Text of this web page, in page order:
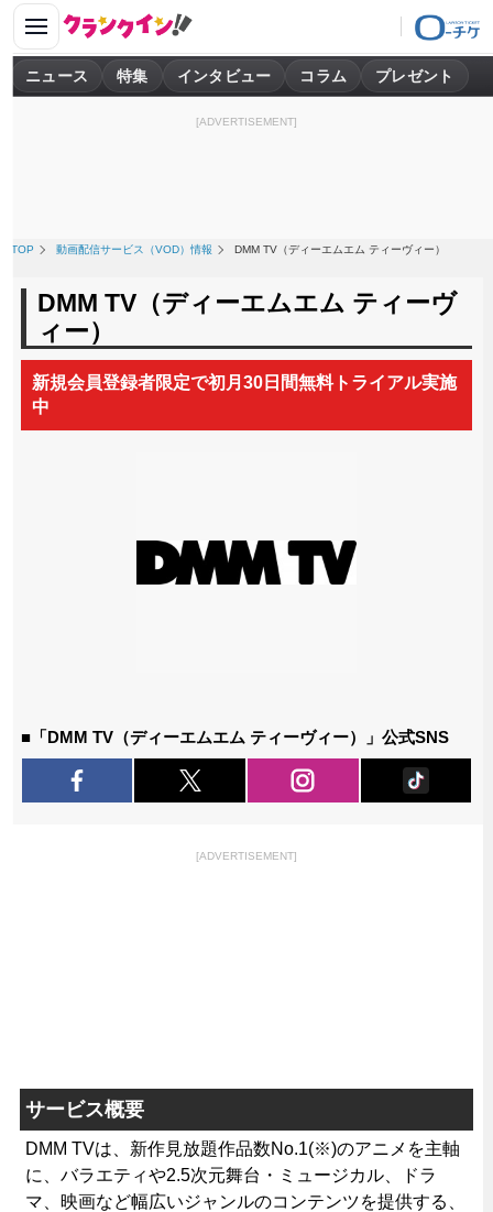
ニュース 特集 インタビュー コラム プレゼント
[ADVERTISEMENT]
TOP 動画配信サービス（VOD）情報 DMM TV（ディーエムエム ティーヴィー）
DMM TV（ディーエムエム ティーヴ
ィー）
新規会員登録者限定で初月30⽇間無料トライアル実施
中
■「DMM TV（ディーエムエム ティーヴィー）」公式SNS
[ADVERTISEMENT]
サービス概要
DMM TVは、新作見放題作品数No.1(※)のアニメを主軸
に、バラエティや2.5次元舞台・ミュージカル、ドラ
マ、映画など幅広いジャンルのコンテンツを提供する、